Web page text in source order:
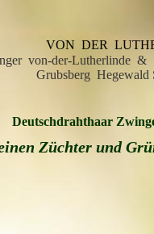
VON DER
von-der-Lutherlinde
Grubsberg Hegewald
Deutschdrahthaar
Züchter und